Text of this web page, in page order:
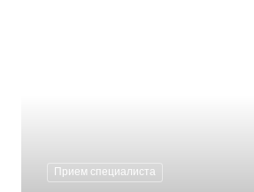
Прием специалиста